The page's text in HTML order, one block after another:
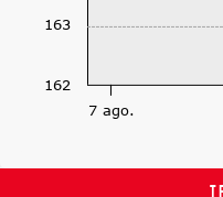
7 ago.
162
163